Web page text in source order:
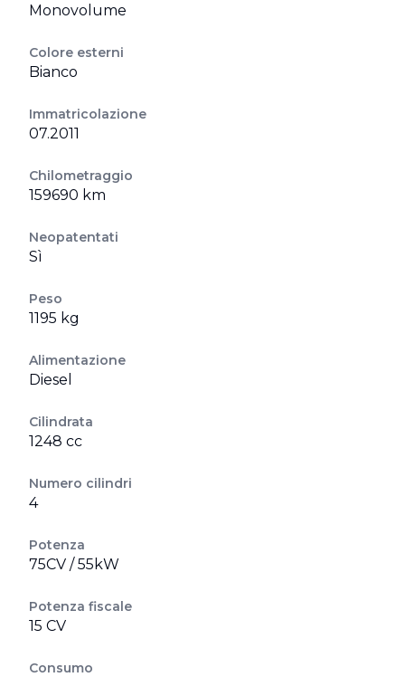
Monovolume
Colore esterni
Bianco
Immatricolazione
07.2011
Chilometraggio
159690 km
Neopatentati
Sì
Peso
1195 kg
Alimentazione
Diesel
Cilindrata
1248 cc
Numero cilindri
4
Potenza
75CV / 55kW
Potenza fiscale
15 CV
Consumo